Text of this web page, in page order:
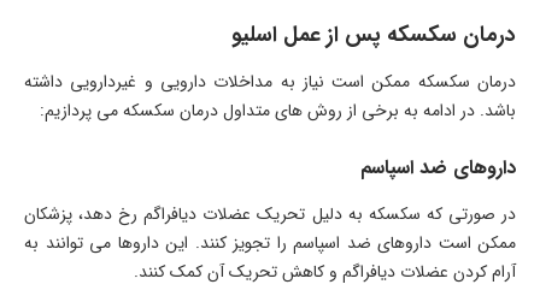
درمان سکسکه پس از عمل اسلیو
درمان سکسکه ممکن است نیاز به مداخلات دارویی و غیردارویی داشته
باشد. در ادامه به برخی از روش های متداول درمان سکسکه می پردازیم:
داروهای ضد اسپاسم
در صورتی که سکسکه به دلیل تحریک عضلات دیافراگم رخ دهد، پزشکان
ممکن است داروهای ضد اسپاسم را تجویز کنند. این داروها می توانند به
آرام کردن عضلات دیافراگم و کاهش تحریک آن کمک کنند.